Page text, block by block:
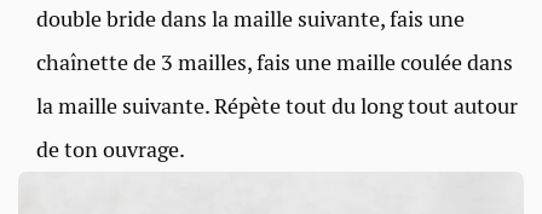
double bride dans la maille suivante, fais une
chaînette de 3 mailles, fais une maille coulée dans
la maille suivante. Répète tout du long tout autour
de ton ouvrage.